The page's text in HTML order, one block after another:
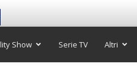
Show Serie TV Altri